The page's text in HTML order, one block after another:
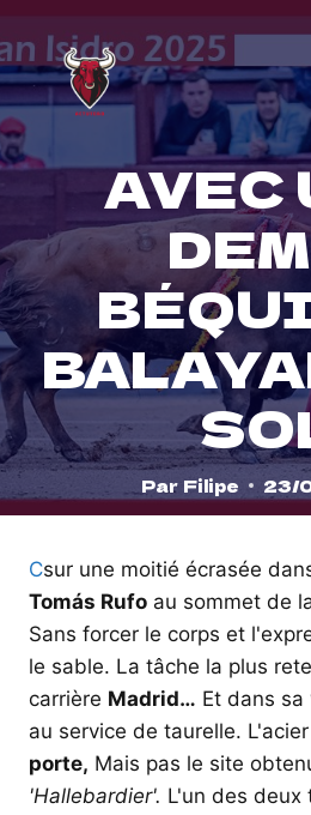
to
content
AVEC
Par Filipe 23/
Csur une moitié écrasée
Tomás Rufo au sommet de
Sans forcer le corps et
le sable. La tâche la plus
carrière Madrid… Et dans
au service de taurelle.
porte, Mais pas le site
'Hallebardier'. L'un des deux